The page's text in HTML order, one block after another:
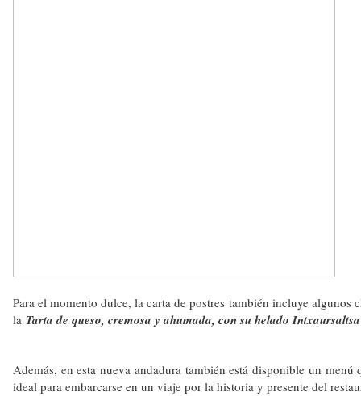
Para el momento dulce, la carta de postres también incluye
la Tarta de queso, cremosa y ahumada, con su helado
Además, en esta nueva andadura también está disponible un
ideal para embarcarse en un viaje por la historia y presente del